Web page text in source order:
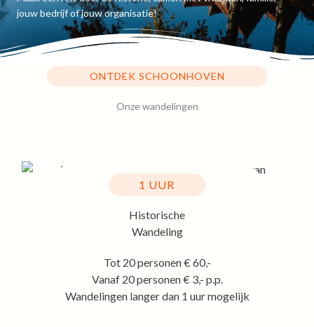
jouw bedrijf of jouw organisatie!
ONTDEK SCHOONHOVEN
Onze wandelingen
1 UUR
Historische
Wandeling
Tot 20 personen € 60,-
Vanaf 20 personen € 3,- p.p.
Wandelingen langer dan 1 uur mogelijk